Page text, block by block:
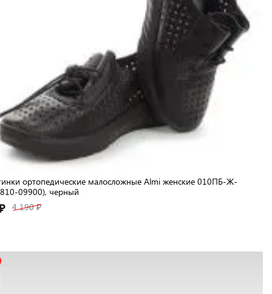
ортопедические малосложные Almi женские 010ПБ-Ж-
09900), черный
4 190 ₽